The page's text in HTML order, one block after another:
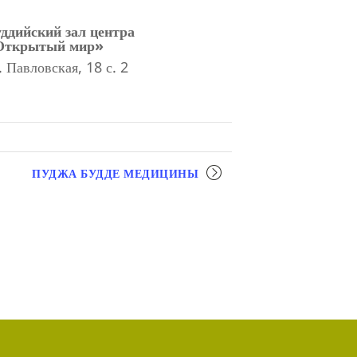
зал центра
мир»
Павловская, 18 с. 2
ПУДЖА БУДДЕ МЕДИЦИНЫ